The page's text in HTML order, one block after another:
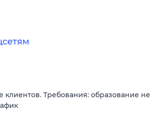
Требования: образование не